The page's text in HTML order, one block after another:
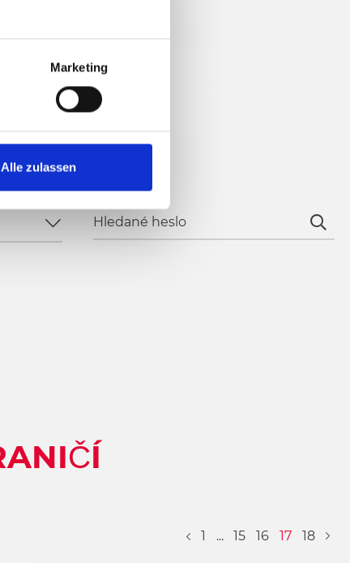
Marketing
Alle zulassen
Hledané heslo
Page Previous
1 ... 15 16 17 18 Next